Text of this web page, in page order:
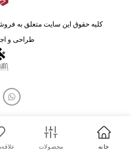
کلیه حقوق این سایت متعلق به
طراحی و
خانه محصولات